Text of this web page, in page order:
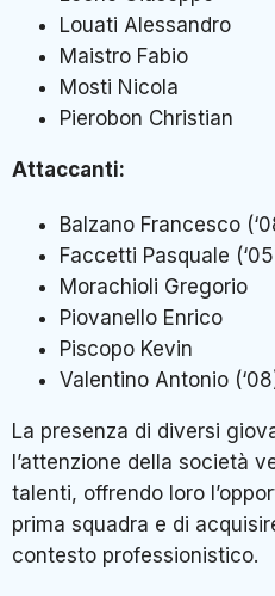
Louati Alessandro
Maistro Fabio
Mosti Nicola
Pierobon Christian
Attaccanti:
Balzano Francesco
Faccetti Pasquale
Morachioli Gregorio
Piovanello Enrico
Piscopo Kevin
Valentino Antonio
La presenza di diversi
l’attenzione della società
talenti, offrendo loro
prima squadra e di
contesto professionistico.